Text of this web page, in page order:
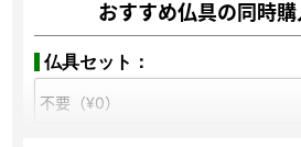
おすすめ仏具の同時
仏具セット：